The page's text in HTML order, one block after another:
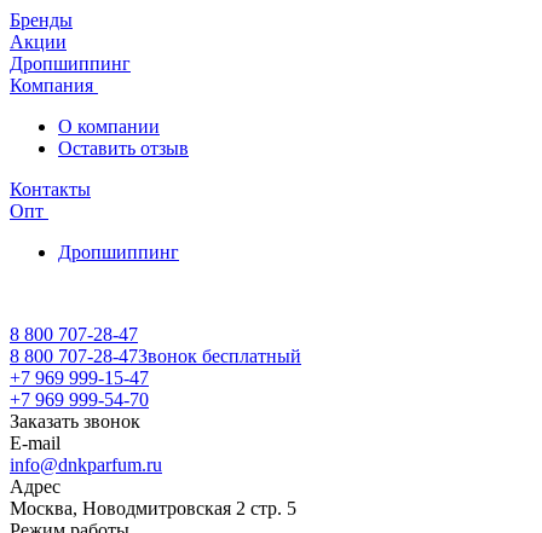
Бренды
Акции
Дропшиппинг
Компания
О компании
Оставить отзыв
Контакты
Опт
Дропшиппинг
8 800 707-28-47
8 800 707-28-47Звонок бесплатный
+7 969 999-15-47
+7 969 999-54-70
Заказать звонок
E-mail
info@dnkparfum.ru
Адрес
Москва, Новодмитровская 2 стр. 5